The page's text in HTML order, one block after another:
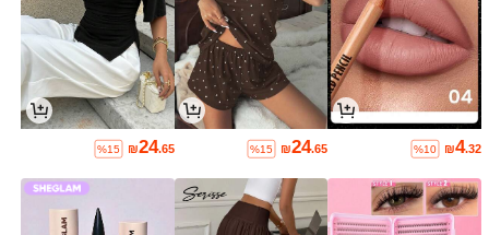
₪4.32
%10
₪24.65
%15
₪24.65
%15